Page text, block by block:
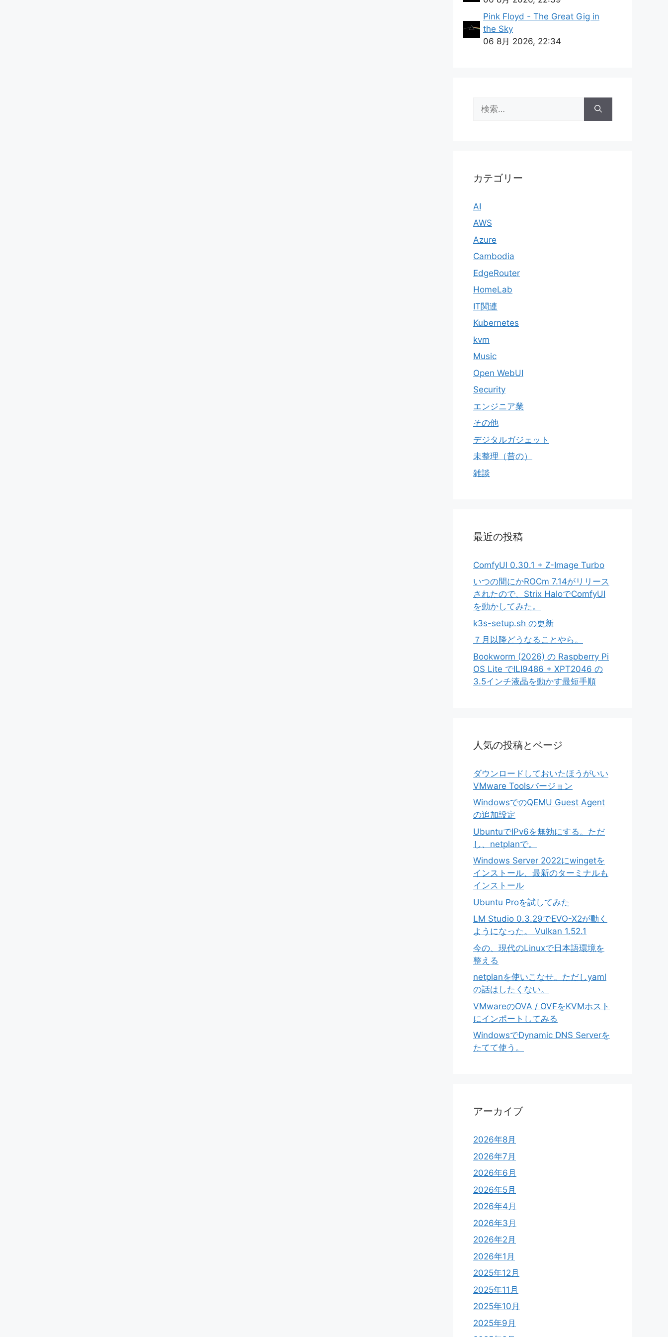
Pink Floyd - The Great Gig in
the Sky
06 8月 2026, 22:34
索:
カテゴリー
AI
AWS
Azure
Cambodia
EdgeRouter
HomeLab
IT関連
Kubernetes
kvm
Music
Open WebUI
Security
エンジニア業
その他
デジタルガジェット
未整理（昔の）
雑談
最近の投稿
ComfyUI 0.30.1 + Z-Image Turbo
いつの間にかROCm 7.14がリリース
されたので、Strix HaloでComfyUI
を動かしてみた。
k3s-setup.sh の更新
７月以降どうなることやら。
Bookworm (2026) の Raspberry Pi
OS Lite でILI9486 + XPT2046 の
3.5インチ液晶を動かす最短手順
人気の投稿とページ
ダウンロードしておいたほうがいい
VMware Toolsバージョン
WindowsでのQEMU Guest Agent
の追加設定
UbuntuでIPv6を無効にする。ただ
し、netplanで。
Windows Server 2022にwingetを
インストール、最新のターミナルも
インストール
Ubuntu Proを試してみた
LM Studio 0.3.29でEVO-X2が動く
ようになった。 Vulkan 1.52.1
今の、現代のLinuxで日本語環境を
整える
netplanを使いこなせ。ただしyaml
の話はしたくない。
VMwareのOVA / OVFをKVMホスト
にインポートしてみる
WindowsでDynamic DNS Serverを
たてて使う。
アーカイブ
2026年8月
2026年7月
2026年6月
2026年5月
2026年4月
2026年3月
2026年2月
2026年1月
2025年12月
2025年11月
2025年10月
2025年9月